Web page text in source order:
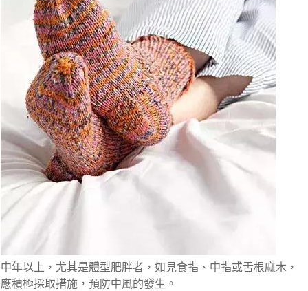
中年以上，尤其是體型肥胖者，如見食指、中指或舌根麻木，
應積極採取措施，預防中風的發生。